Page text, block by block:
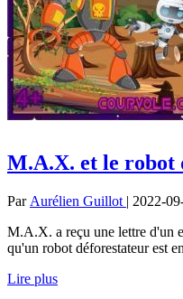
M.A.X. et le robot
Par Aurélien Guillot | 2022-
M.A.X. a reçu une lettre d'un
qu'un robot déforestateur est
Lire plus